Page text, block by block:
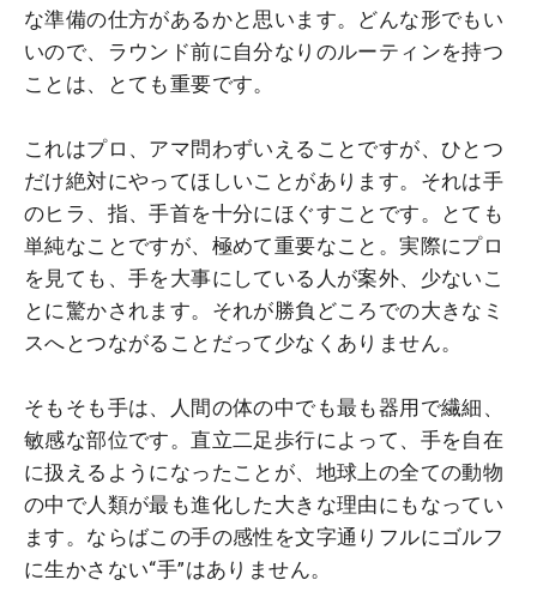
な準備の仕方があるかと思います。どんな形でもい
いので、ラウンド前に自分なりのルーティンを持つ
ことは、とても重要です。
これはプロ、アマ問わずいえることですが、ひとつ
だけ絶対にやってほしいことがあります。それは手
のヒラ、指、手首を十分にほぐすことです。とても
単純なことですが、極めて重要なこと。実際にプロ
を見ても、手を大事にしている人が案外、少ないこ
とに驚かされます。それが勝負どころでの大きなミ
スへとつながることだって少なくありません。
そもそも手は、人間の体の中でも最も器用で繊細、
敏感な部位です。直立二足歩行によって、手を自在
に扱えるようになったことが、地球上の全ての動物
の中で人類が最も進化した大きな理由にもなってい
ます。ならばこの手の感性を文字通りフルにゴルフ
に生かさない“手”はありません。